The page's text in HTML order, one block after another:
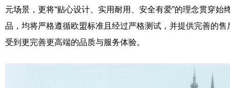
元场景，更将“贴心设计、实用耐用、安全有爱”的理念贯穿始
品，均将严格遵循欧盟标准且经过严格测试，并提供完善的
受到更完善更高端的品质与服务体验。